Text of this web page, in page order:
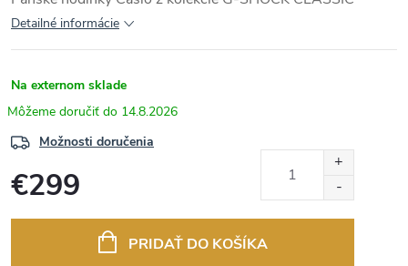
Detailné informácie
Na externom sklade
14.8.2026
Možnosti doručenia
€299
PRIDAŤ DO KOŠÍKA